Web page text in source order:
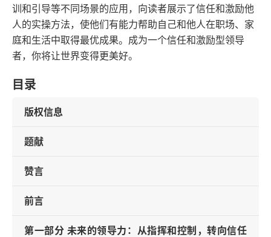
训和引导等不同场景的应用，向读者展示了信任和激励他
人的实操方法，使他们有能力帮助自己和他人在职场、家
庭和生活中取得最优成果。成为一个信任和激励型领导
者，你将让世界变得更美好。
目录
版权信息
题献
赞言
前言
第一部分 未来的领导力：从指挥和控制，转向信任